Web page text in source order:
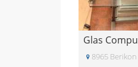
Glas
8965 Berikon